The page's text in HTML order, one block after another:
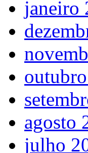
janeiro
agosto
julho